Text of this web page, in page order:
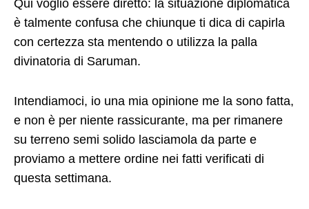
Qui voglio essere diretto: la situazione diplomatica
è talmente confusa che chiunque ti dica di capirla
con certezza sta mentendo o utilizza la palla
divinatoria di Saruman.
Intendiamoci, io una mia opinione me la sono fatta,
e non è per niente rassicurante, ma per rimanere
su terreno semi solido lasciamola da parte e
proviamo a mettere ordine nei fatti verificati di
questa settimana.